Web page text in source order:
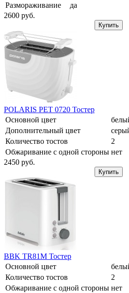
Размораживание
да
2600 pуб.
Купить
POLARIS PET 0720 Тостер
Основной цвет
Дополнительный цвет
Количество тостов
2
Обжаривание с одной стороны нет
2450 pуб.
Купить
BBK TR81M Тостер
Основной цвет
Количество тостов
2
Обжаривание с одной стороны нет